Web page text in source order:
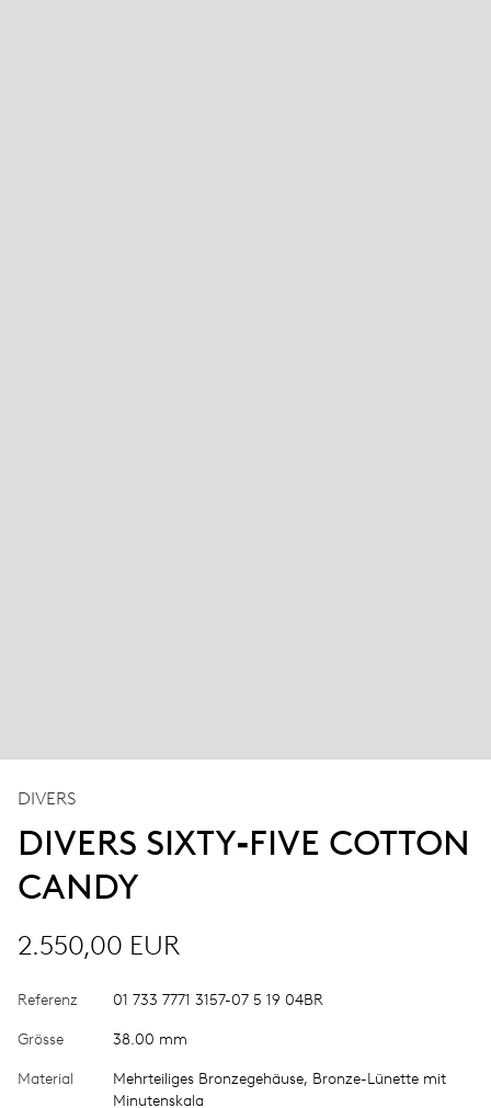
DIVERS
DIVERS SIXTY‑FIVE COTTON
CANDY
2.550,00 EUR
Referenz 01 733 7771 3157-07 5 19 04BR
Grösse 38.00 mm
Material
Mehrteiliges Bronzegehäuse, Bronze-Lünette mit
Minutenskala